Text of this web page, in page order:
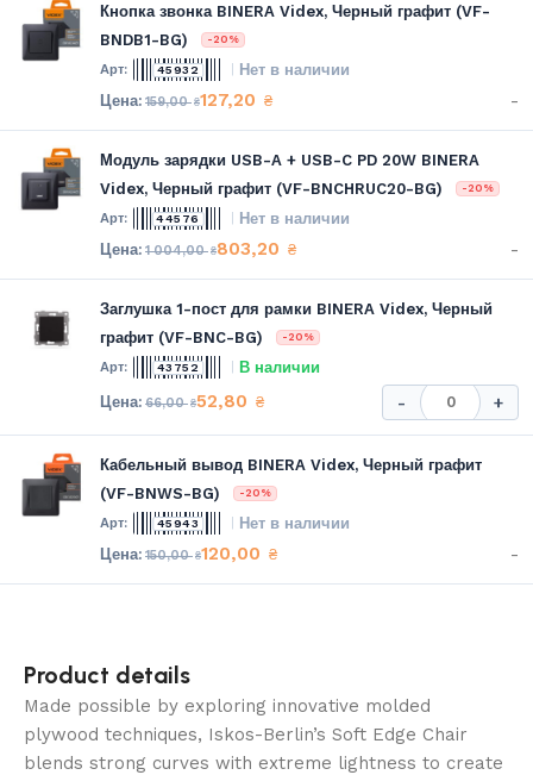
Кнопка звонка BINERA Videx, Черный графит (VF-
BNDB1-BG)
-20%
45932 Нет в наличии
159,00₴127,20 ₴ -
Модуль зарядки USB-A + USB-C PD 20W BINERA
Videx, Черный графит (VF-BNCHRUC20-BG)
-20%
44576 Нет в наличии
1 004,00₴803,20 ₴ -
Заглушка 1-пост для рамки BINERA Videx, Черный
графит (VF-BNC-BG)
-20%
43752 В наличии
66,00₴52,80 ₴ - +
Кабельный вывод BINERA Videx, Черный графит
(VF-BNWS-BG)
-20%
45943 Нет в наличии
150,00₴120,00 ₴ -
Product details
Made possible by exploring innovative molded
plywood techniques, Iskos-Berlin’s Soft Edge Chair
blends strong curves with extreme lightness to create